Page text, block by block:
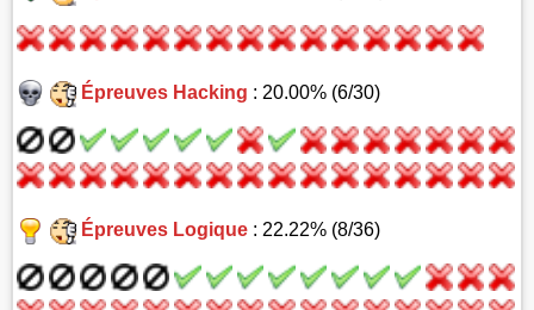
Épreuves Hacking : 20.00% (6/30)
Épreuves Logique: 22.22% (8/36)